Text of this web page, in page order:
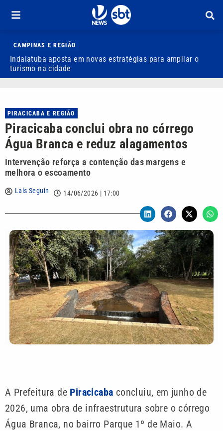
CAMPINAS E REGIÃO
Indaiatuba aposta em novas estratégias para ampliar o
turismo na cidade
PIRACICABA E REGIÃO
Piracicaba conclui obra no córrego
Água Branca e reduz alagamentos
Intervenção reforça a contenção das margens e
melhora o escoamento
Laís Seguin 14/06/2026 | 17:00
A Prefeitura de Piracicaba concluiu, em junho de
2026, uma obra de infraestrutura sobre o córrego
Água Branca, no bairro Parque 1º de Maio. A